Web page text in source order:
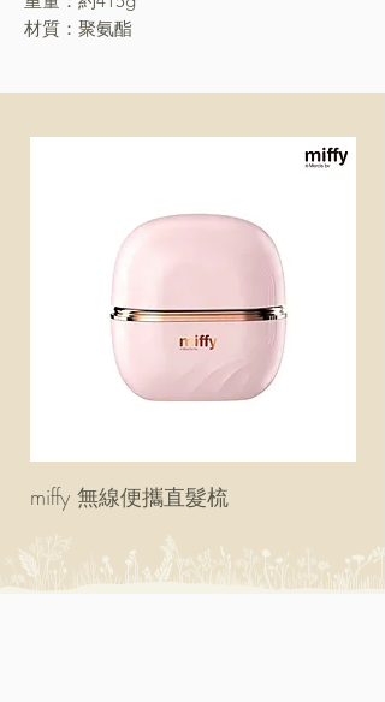
材質：聚氨酯
miffy 無線便攜直髮梳